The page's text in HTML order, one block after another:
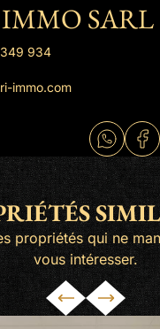
SARL
934
immo.com
propriétés qui ne
vous intéresser.